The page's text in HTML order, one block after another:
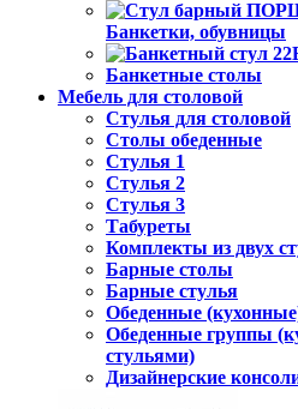
Банкетки, обувницы
Банкетные столы
Мебель для столовой
Стулья для столовой
Столы обеденные
Стулья 1
Стулья 2
Стулья 3
Табуреты
Комплекты из двух
Барные столы
Барные стулья
Обеденные
Обеденные группы
стульями)
Дизайнерские